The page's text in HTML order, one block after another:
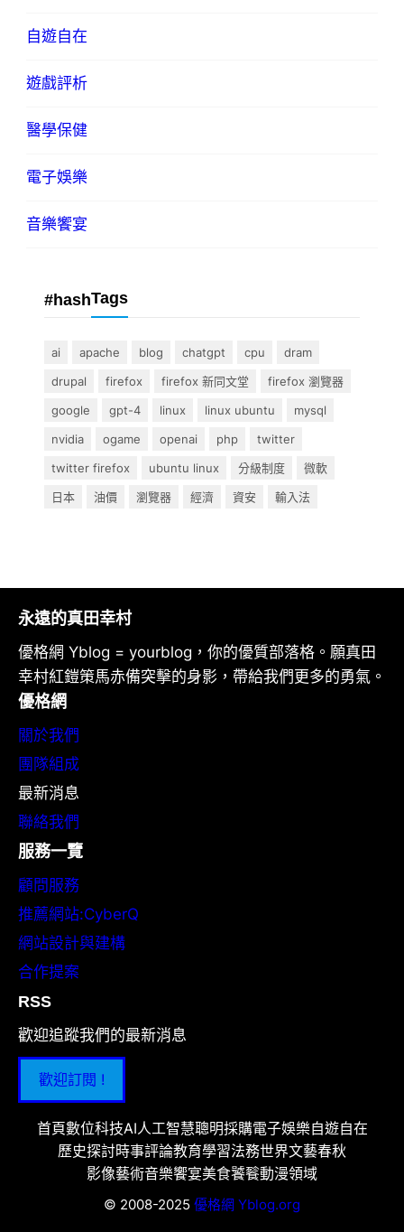
自遊自在
遊戲評析
醫學保健
電子娛樂
音樂饗宴
#hashTags
ai apache blog chatgpt cpu
dram
drupal
firefox firefox 新同文堂
firefox 瀏覽器
google
gpt-4 linux linux ubuntu
mysql
nvidia
ogame openai php
twitter
twitter firefox
ubuntu linux 分級制度
微軟
日本
油價 瀏覽器 經濟 資安 輸入法
永遠的真田幸村
優格網 Yblog = yourblog，你的優質部落格。願真田
幸村紅鎧策馬赤備突擊的身影，帶給我們更多的勇氣。
優格網
關於我們
團隊組成
最新消息
聯絡我們
服務一覽
顧問服務
推薦網站:CyberQ
網站設計與建構
合作提案
RSS
歡迎追蹤我們的最新消息
歡迎訂閱 !
首頁數位科技AI人工智慧聰明採購電子娛樂自遊自在
歷史探討時事評論教育學習法務世界文藝春秋
影像藝術音樂饗宴美食饕餮動漫領域
© 2008-2025 優格網 Yblog.org